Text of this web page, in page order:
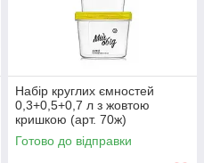
Набір круглих ємностей
0,3+0,5+0,7 л з жовтою
кришкою (арт. 70ж)
Готово до відправки